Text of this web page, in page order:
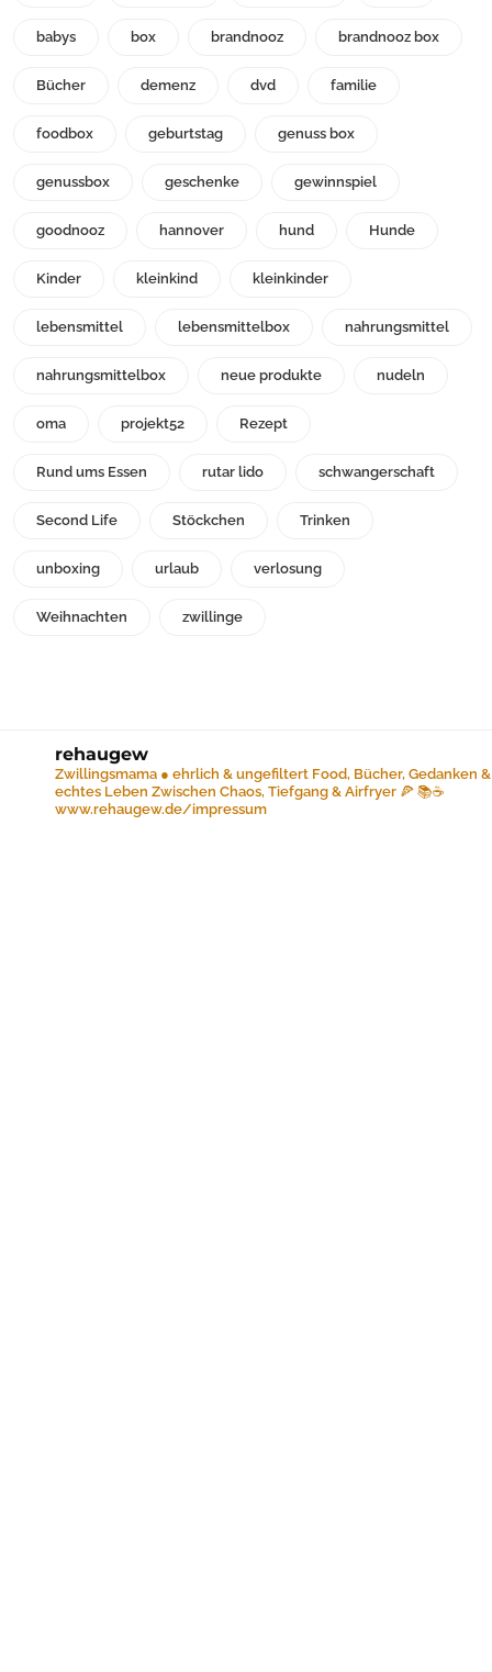
babys box brandnooz brandnooz box
Bücher demenz dvd familie
foodbox geburtstag genuss box
genussbox geschenke gewinnspiel
goodnooz hannover hund Hunde
Kinder kleinkind kleinkinder
lebensmittel lebensmittelbox nahrungsmittel
nahrungsmittelbox neue produkte nudeln
oma projekt52 Rezept
Rund ums Essen rutar lido schwangerschaft
Second Life Stöckchen Trinken
unboxing urlaub verlosung
Weihnachten zwillinge
rehaugew
Zwillingsmama ● ehrlich & ungefiltert Food, Bücher, Gedanken &
echtes Leben Zwischen Chaos, Tiefgang & Airfryer 🍕 📚☕️
www.rehaugew.de/impressum